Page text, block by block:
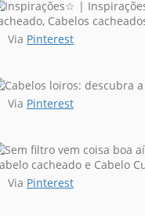
Via Pinterest
Via Pinterest
Via Pinterest